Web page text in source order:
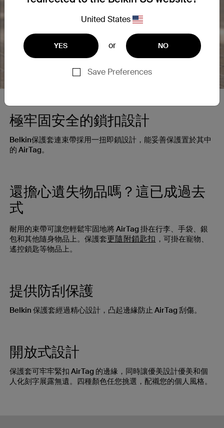
United States
YES or NO
Save Preferences
Next
極牢固安全的鎖扣設計
Belkin保護套連束帶採用一扭即鎖設計，能妥善保護置於其中
的 AirTag。
還擔心遺失物品嗎？這已成過去
式
耐用的束帶可讓您輕鬆牢固地將 AirTag 掛在行李、手袋、銀
包和其他隨身物品上。保護套更隨附鎖匙扣 ，可掛在寵物、
遙控鎖匙等物品上。
提供防刮保護
Belkin 保護套經過精心設計，凸起邊緣防止 AirTag 刮傷。
開放式設計
保護套可牢牢緊扣 AirTag 的邊緣，同時讓優美設計優美和個
人化刻字展露無遺。四種顏色任您挑選，配襯您的個人風格。